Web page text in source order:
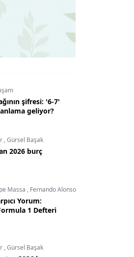
şifresi: '6-7'
geliyor?
,Gürsel Başak
2026 burç
Massa , Fernando Alonso
Yorum:
1 Defteri
,Gürsel Başak